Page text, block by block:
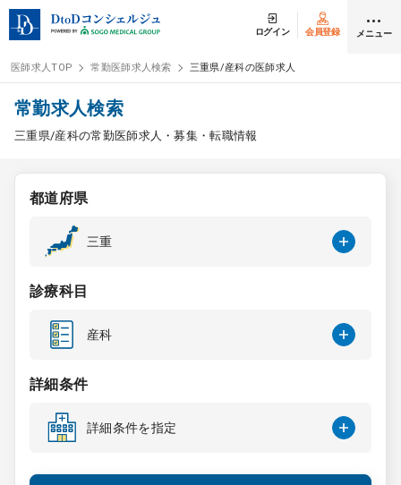
ログイン 会員登録 メニュー
ログイン
医師求人
常勤検索
スポット検索
DtoDの転職・
コンサルタント
成功事例
医師求人TOP 常勤医師求人検索 三重県/産科の医師求人
常勤求人検索
三重県/産科の常勤医師求人・募集・転職情報
都道府県
三重
診療科目
産科
詳細条件
詳細条件を指定